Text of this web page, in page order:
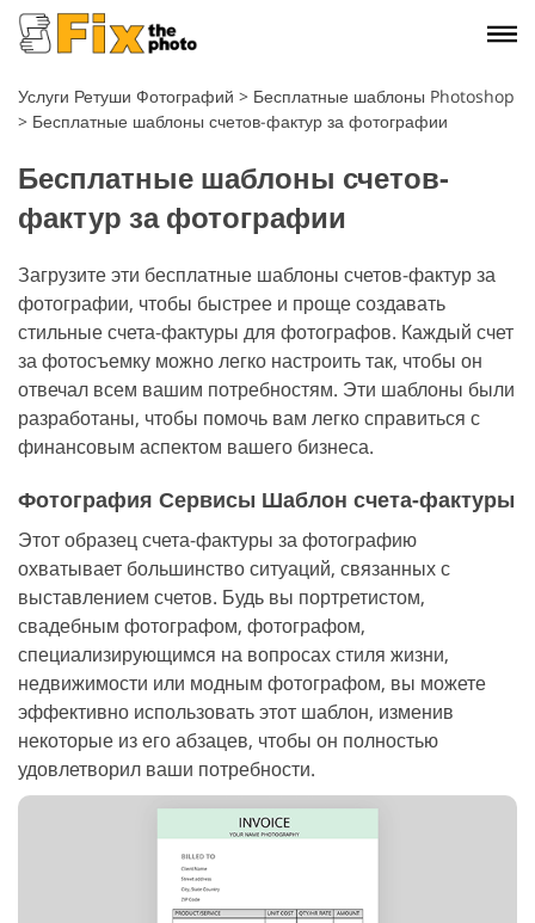
Услуги Ретуши Фотографий > Бесплатные шаблоны Photoshop
> Бесплатные шаблоны счетов-фактур за фотографии
Бесплатные шаблоны счетов-
фактур за фотографии
Загрузите эти бесплатные шаблоны счетов-фактур за
фотографии, чтобы быстрее и проще создавать
стильные счета-фактуры для фотографов. Каждый счет
за фотосъемку можно легко настроить так, чтобы он
отвечал всем вашим потребностям. Эти шаблоны были
разработаны, чтобы помочь вам легко справиться с
финансовым аспектом вашего бизнеса.
Фотография Сервисы Шаблон счета-фактуры
Этот образец счета-фактуры за фотографию
охватывает большинство ситуаций, связанных с
выставлением счетов. Будь вы портретистом,
свадебным фотографом, фотографом,
специализирующимся на вопросах стиля жизни,
недвижимости или модным фотографом, вы можете
эффективно использовать этот шаблон, изменив
некоторые из его абзацев, чтобы он полностью
удовлетворил ваши потребности.